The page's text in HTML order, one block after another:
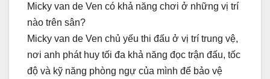
Micky van de Ven có khả năng chơi ở những vị trí
nào trên sân?
Micky van de Ven chủ yếu thi đấu ở vị trí trung vệ,
nơi anh phát huy tối đa khả năng đọc trận đấu, tốc
độ và kỹ năng phòng ngự của mình để bảo vệ